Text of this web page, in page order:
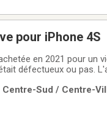
pour iPhone 4S
en 2021 pour un
défectueux ou pas.
Sud / Centre-